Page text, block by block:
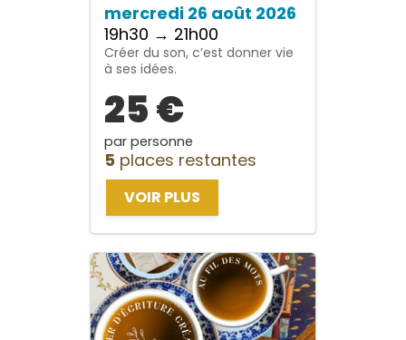
mercredi 26 août 2026
19h30 → 21h00
Créer du son, c’est donner vie
à ses idées.
25 €
par personne
5 places restantes
VOIR PLUS